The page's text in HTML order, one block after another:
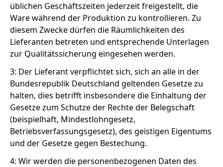
üblichen Geschäftszeiten jederzeit freigestellt, die
Ware während der Produktion zu kontrollieren. Zu
diesem Zwecke dürfen die Räumlichkeiten des
Lieferanten betreten und entsprechende Unterlagen
zur Qualitätssicherung eingesehen werden.
3: Der Lieferant verpflichtet sich, sich an alle in der
Bundesrepublik Deutschland geltenden Gesetze zu
halten, dies betrifft insbesondere die Einhaltung der
Gesetze zum Schutze der Rechte der Belegschaft
(beispielhaft, Mindestlohngesetz,
Betriebsverfassungsgesetz), des geistigen Eigentums
und der Gesetze gegen Bestechung.
4: Wir werden die personenbezogenen Daten des